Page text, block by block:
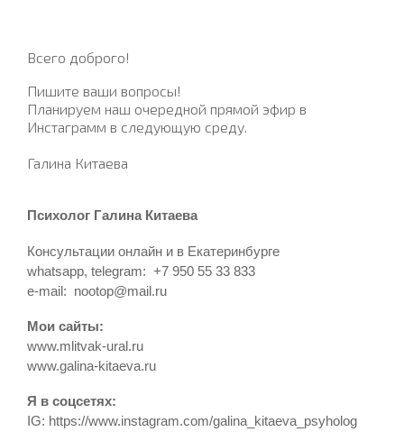
Всего доброго!
Пишите ваши вопросы!
Планируем наш очередной прямой эфир в
Инстаграмм в следующую среду.
Галина Китаева
Психолог Галина Китаева
Консультации онлайн и в Екатеринбурге
whatsapp, telegram: +7 950 55 33 833
e-mail: nootop@mail.ru
Мои сайты:
www.mlitvak-ural.ru
www.galina-kitaeva.ru
Я в соцсетях:
IG: https://www.instagram.com/galina_kitaeva_psyholog